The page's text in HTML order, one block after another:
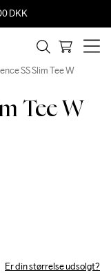
DKK
Tee W
Er din størrelse udsolgt?
SS Slim Tee W